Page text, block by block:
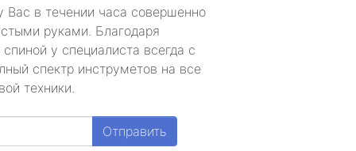
Вас в течении часа совершенно
руками. Благодаря
у специалиста всегда с
спектр инструметов на все
техники.
Отправить